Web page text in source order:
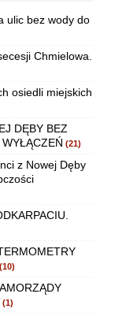
ulic bez wody do
Chmielowa.
osiedli miejskich
DĘBY BEZ
(21)
z Nowej Dęby
(10)
(1)